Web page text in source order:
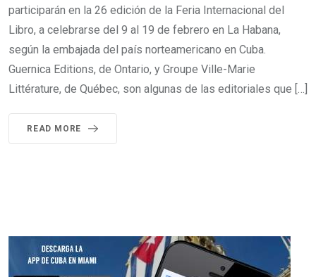
participarán en la 26 edición de la Feria Internacional del
Libro, a celebrarse del 9 al 19 de febrero en La Habana,
según la embajada del país norteamericano en Cuba.
Guernica Editions, de Ontario, y Groupe Ville-Marie
Littérature, de Québec, son algunas de las editoriales que […]
READ MORE